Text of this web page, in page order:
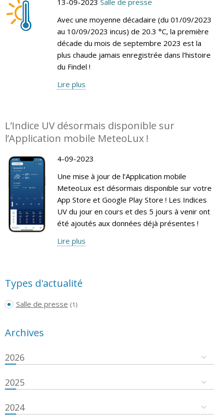
Avec une moyenne décadaire (du 01/09/2023
au 10/09/2023 incus) de 20.3 °C, la première
décade du mois de septembre 2023 est la
plus chaude jamais enregistrée dans l’histoire
du Findel !
Lire plus
L’Indice UV désormais disponible sur
l’Application mobile MeteoLux !
4-09-2023
Une mise à jour de l’Application mobile
MeteoLux est désormais disponible sur votre
App Store et Google Play Store ! Les Indices
UV du jour en cours et des 5 jours à venir ont
été ajoutés aux données déjà présentes !
Lire plus
Types d'actualité
Salle de presse (1)
Archives
2026
2025
2024